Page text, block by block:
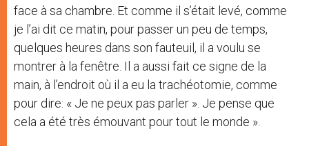
face à sa chambre. Et comme il s’était levé, comme
je l’ai dit ce matin, pour passer un peu de temps,
quelques heures dans son fauteuil, il a voulu se
montrer à la fenêtre. Il a aussi fait ce signe de la
main, à l’endroit où il a eu la trachéotomie, comme
pour dire: « Je ne peux pas parler ». Je pense que
cela a été très émouvant pour tout le monde ».